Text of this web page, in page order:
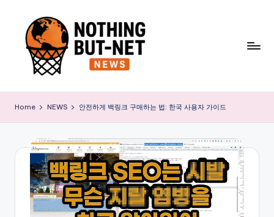
content
o
t
h
Home NEWS 안전하게 백링크 구매하는 법: 한국 사용자 가이드